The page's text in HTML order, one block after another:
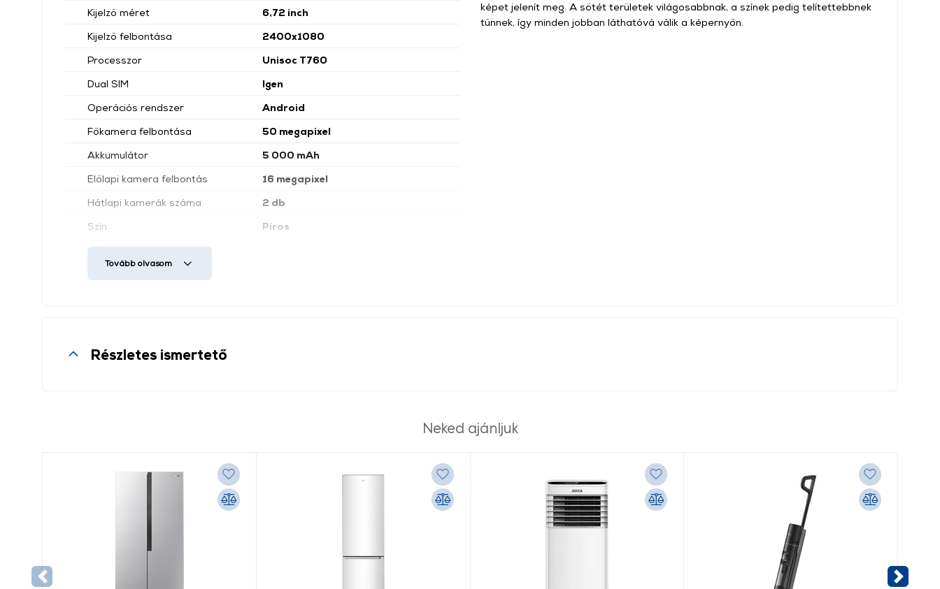
Kijelző méret
6,72 inch
Kijelző felbontása
2400x1080
Processzor
Unisoc T760
Dual SIM
Igen
Operációs rendszer
Android
Főkamera felbontása
50 megapixel
Akkumulátor
5 000 mAh
Előlapi kamera felbontás
16 megapixel
Hátlapi kamerák száma
2 db
Szín
Piros
Ujjlenyomat olvasó
Tovább olvasom
képet jelenít meg. A sötét területek világosabbnak, a színek pedig telítettebbnek
tűnnek, így minden jobban láthatóvá válik a képernyőn.
Részletes ismertető
Neked ajánljuk